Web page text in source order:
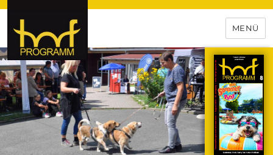
hof-programm – das
Veranstaltungsportal für
Hochfranken
MENÜ